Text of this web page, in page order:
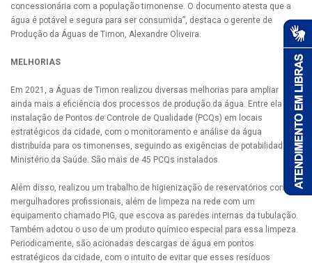
concessionária com a população timonense. O documento atesta que a
água é potável e segura para ser consumida”, destaca o gerente de
Produção da Águas de Timon, Alexandre Oliveira.
MELHORIAS
Em 2021, a Águas de Timon realizou diversas melhorias para ampliar
ainda mais a eficiência dos processos de produção da água. Entre elas, a
instalação de Pontos de Controle de Qualidade (PCQs) em locais
estratégicos da cidade, com o monitoramento e análise da água
distribuída para os timonenses, seguindo as exigências de potabilidade do
Ministério da Saúde. São mais de 45 PCQs instalados.
Além disso, realizou um trabalho de higienização de reservatórios com
mergulhadores profissionais, além de limpeza na rede com um
equipamento chamado PIG, que escova as paredes internas da tubulação.
Também adotou o uso de um produto químico especial para essa limpeza.
Periodicamente, são acionadas descargas de água em pontos
estratégicos da cidade, com o intuito de evitar que esses resíduos